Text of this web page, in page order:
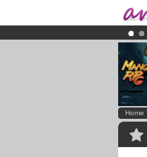
Home